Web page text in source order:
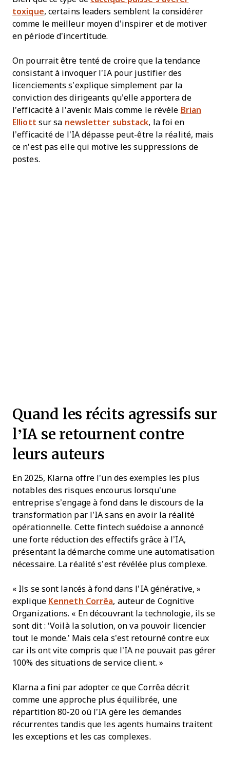
toxique, certains leaders semblent la considérer
comme le meilleur moyen d’inspirer et de motiver
en période d’incertitude.
On pourrait être tenté de croire que la tendance
consistant à invoquer l’IA pour justifier des
licenciements s’explique simplement par la
conviction des dirigeants qu’elle apportera de
l’efficacité à l’avenir. Mais comme le révèle Brian
Elliott sur sa newsletter substack, la foi en
l’efficacité de l’IA dépasse peut-être la réalité, mais
ce n’est pas elle qui motive les suppressions de
postes.
Quand les récits agressifs sur
l’IA se retournent contre
leurs auteurs
En 2025, Klarna offre l’un des exemples les plus
notables des risques encourus lorsqu’une
entreprise s’engage à fond dans le discours de la
transformation par l’IA sans en avoir la réalité
opérationnelle. Cette fintech suédoise a annoncé
une forte réduction des effectifs grâce à l’IA,
présentant la démarche comme une automatisation
nécessaire. La réalité s’est révélée plus complexe.
« Ils se sont lancés à fond dans l’IA générative, »
explique Kenneth Corrêa, auteur de Cognitive
Organizations. « En découvrant la technologie, ils se
sont dit : ‘Voilà la solution, on va pouvoir licencier
tout le monde.’ Mais cela s’est retourné contre eux
car ils ont vite compris que l’IA ne pouvait pas gérer
100% des situations de service client. »
Klarna a fini par adopter ce que Corrêa décrit
comme une approche plus équilibrée, une
répartition 80-20 où l’IA gère les demandes
récurrentes tandis que les agents humains traitent
les exceptions et les cas complexes.